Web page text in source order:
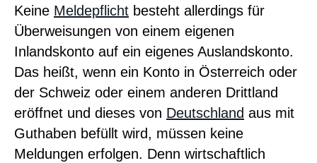
Keine Meldepflicht besteht allerdings für
Überweisungen von einem eigenen
Inlandskonto auf ein eigenes Auslandskonto.
Das heißt, wenn ein Konto in Österreich oder
der Schweiz oder einem anderen Drittland
eröffnet und dieses von Deutschland aus mit
Guthaben befüllt wird, müssen keine
Meldungen erfolgen. Denn wirtschaftlich